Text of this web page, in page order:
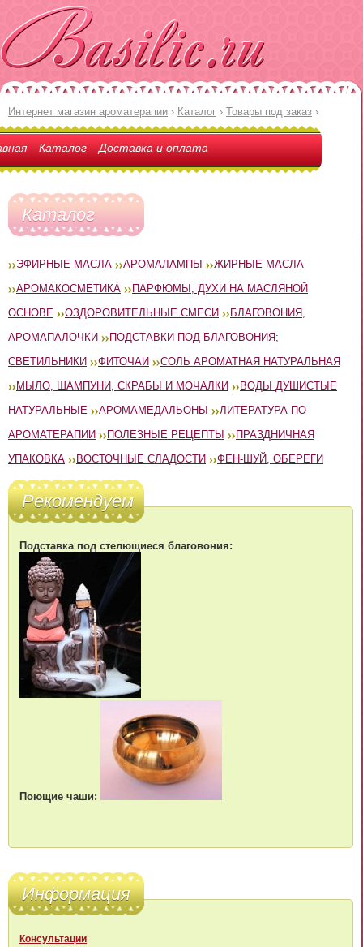
Интернет магазин ароматерапии › Каталог › Товары под заказ ›
Каталог Доставка и оплата
Каталог
ЭФИРНЫЕ МАСЛА АРОМАЛАМПЫ
ЖИРНЫЕ МАСЛА
АРОМАКОСМЕТИКА
ПАРФЮМЫ, ДУХИ НА МАСЛЯНОЙ
ОСНОВЕ
ОЗДОРОВИТЕЛЬНЫЕ СМЕСИ
БЛАГОВОНИЯ,
АРОМАПАЛОЧКИ
ПОДСТАВКИ ПОД БЛАГОВОНИЯ;
СВЕТИЛЬНИКИ
ФИТОЧАИ
СОЛЬ АРОМАТНАЯ НАТУРАЛЬНАЯ
МЫЛО, ШАМПУНИ, СКРАБЫ И МОЧАЛКИ
ВОДЫ ДУШИСТЫЕ
НАТУРАЛЬНЫЕ
АРОМАМЕДАЛЬОНЫ
ЛИТЕРАТУРА ПО
АРОМАТЕРАПИИ
ПОЛЕЗНЫЕ РЕЦЕПТЫ
ПРАЗДНИЧНАЯ
УПАКОВКА
ВОСТОЧНЫЕ СЛАДОСТИ ФЕН-ШУЙ, ОБЕРЕГИ
Рекомендуем
Подставка под стелющиеся благовония:
Поющие чаши:
Информация
Консультации